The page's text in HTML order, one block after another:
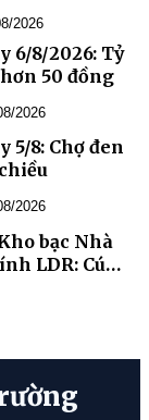
2026
6/8/2026: Tỷ
50 đồng
2026
5/8: Chợ đen
2026
bạc Nhà
LDR: Cú